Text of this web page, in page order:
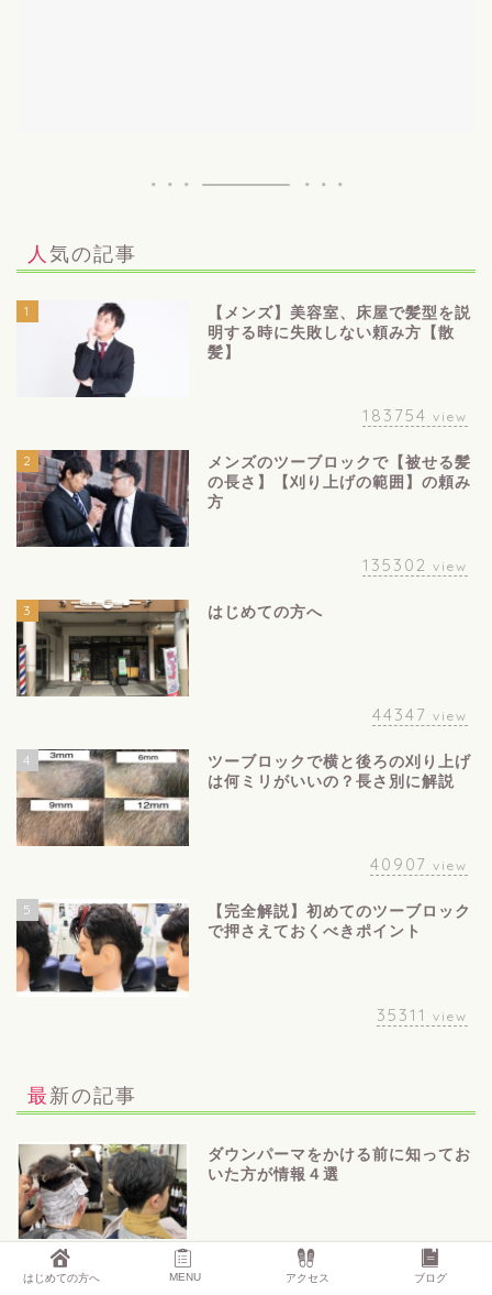
人気の記事
1
【メンズ】美容室、床屋で髪型を説
明する時に失敗しない頼み方【散
髪】
183754 view
2
メンズのツーブロックで【被せる髪
の長さ】【刈り上げの範囲】の頼み
方
135302 view
3 はじめての方へ
44347 view
4
ツーブロックで横と後ろの刈り上げ
は何ミリがいいの？長さ別に解説
40907 view
5
【完全解説】初めてのツーブロック
で押さえておくべきポイント
35311 view
最新の記事
ダウンパーマをかける前に知ってお
いた方が情報４選
刈り上げるのにバリカンとハサミど
はじめての方へ MENU アクセス ブログ